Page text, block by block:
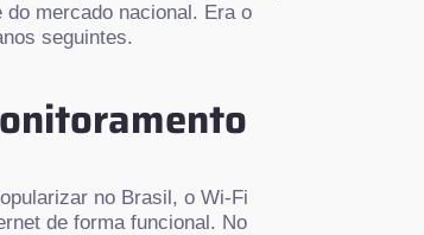
mercado nacional. Era o
seguintes.
no Brasil, o Wi-Fi
de forma funcional. No